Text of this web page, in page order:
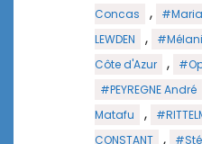
Concas
,
LEWDEN
,
Côte d'Azur
,
#PEYREGNE André
Matafu
,
CONSTANT
,